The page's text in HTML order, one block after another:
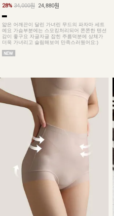
28% 34,000원 24,880원
얇은 어깨끈이 달린 가녀린 무드의 파자마 세트
예요 가슴부분에는 스모킹처리되어 쫀쫀한 텐션
감이 좋구요 자글자글 잡힌 주름덕분에 상체가
더욱 가녀리고 슬림해보여 만족스러웠어요:)